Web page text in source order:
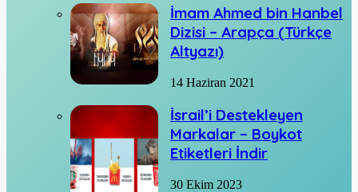
İmam Ahmed bin Hanbel
Dizisi – Arapça (Türkçe
Altyazı)
14 Haziran 2021
İsrail’i Destekleyen
Markalar – Boykot
Etiketleri İndir
30 Ekim 2023